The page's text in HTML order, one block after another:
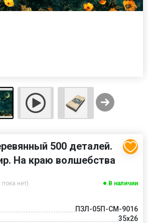
500 деталей.
На краю волшебства
нет) В наличии
ПЗЛ-05П-СМ-9016
35х26